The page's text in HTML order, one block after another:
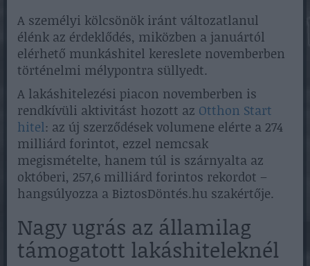
A személyi kölcsönök iránt változatlanul
élénk az érdeklődés, miközben a januártól
elérhető munkáshitel kereslete novemberben
történelmi mélypontra süllyedt.
A lakáshitelezési piacon novemberben is
rendkívüli aktivitást hozott az Otthon Start
hitel: az új szerződések volumene elérte a 274
milliárd forintot, ezzel nemcsak
megismételte, hanem túl is szárnyalta az
októberi, 257,6 milliárd forintos rekordot –
hangsúlyozza a BiztosDöntés.hu szakértője.
Nagy ugrás az államilag
támogatott lakáshiteleknél